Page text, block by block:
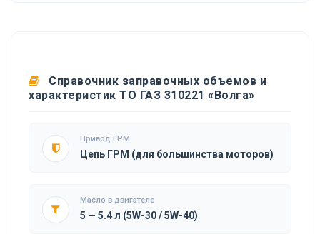
Справочник заправочных объемов и
характеристик ТО ГАЗ 310221 «Волга»
Привод ГРМ
Цепь ГРМ (для большинства моторов)
Масло в двигателе
5 — 5.4 л (5W-30 / 5W-40)